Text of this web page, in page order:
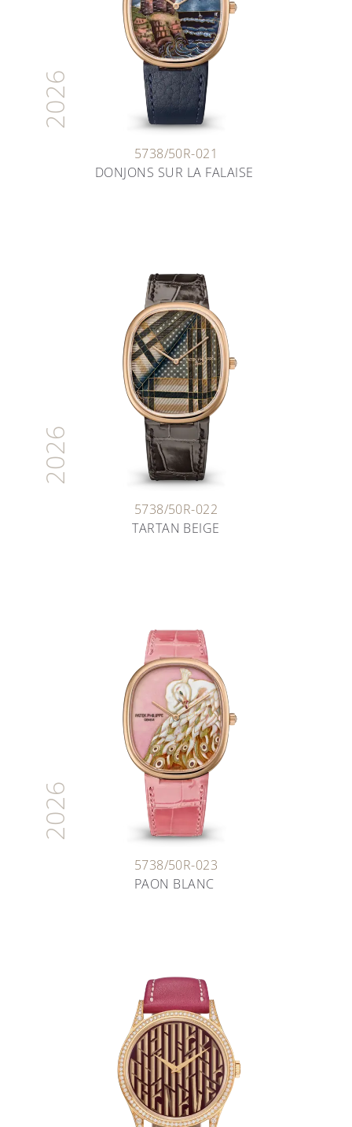
2026
5738/50R-021
DONJONS SUR LA FALAISE
2026
5738/50R-022
TARTAN BEIGE
2026
5738/50R-023
PAON BLANC